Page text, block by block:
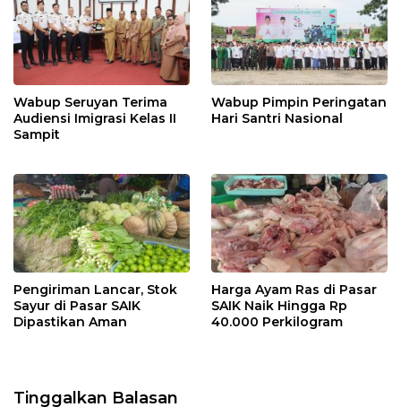
Wabup Seruyan Terima
Audiensi Imigrasi Kelas II
Sampit
Wabup Pimpin Peringatan
Hari Santri Nasional
Pengiriman Lancar, Stok
Sayur di Pasar SAIK
Dipastikan Aman
Harga Ayam Ras di Pasar
SAIK Naik Hingga Rp
40.000 Perkilogram
Tinggalkan Balasan